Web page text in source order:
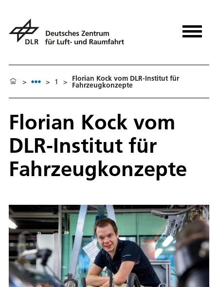
> > 1 > Florian Kock vom DLR-Institut für
Fahrzeugkonzepte
Florian Kock vom
DLR-Institut für
Fahrzeugkonzepte